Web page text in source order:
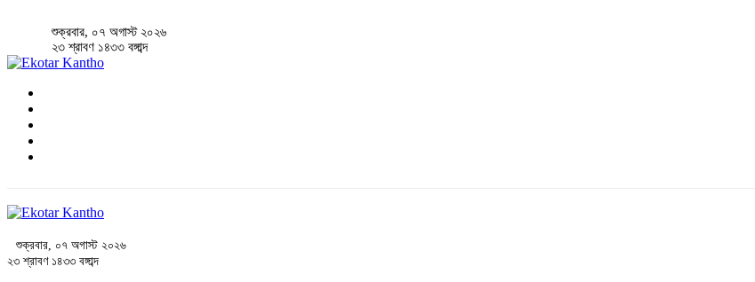
শুক্রবার, ০৭ অগাস্ট ২০২৬
২৩ শ্রাবণ ১৪৩৩ বঙ্গাব্দ
শুক্রবার, ০৭ অগাস্ট ২০২৬
২৩ শ্রাবণ ১৪৩৩ বঙ্গাব্দ